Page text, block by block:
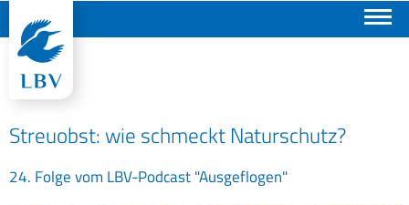
Streuobst: wie schmeckt Naturschutz?
24. Folge vom LBV-Podcast "Ausgeflogen"